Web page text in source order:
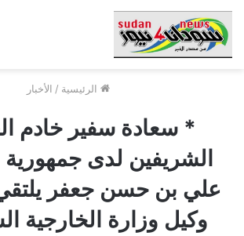
الرئيسية / الأخبار
* سعادة سفير خادم
الشريفين لدى
علي بن حسن جعفر
وكيل وزارة الخارجية